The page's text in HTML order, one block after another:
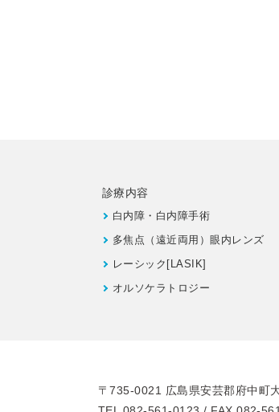
診療内容
白内障・白内障手術
多焦点（遠近両用）眼内レンズ
レーシック[LASIK]
オルソケラトロジー
〒735-0021 広島県安芸郡府中町